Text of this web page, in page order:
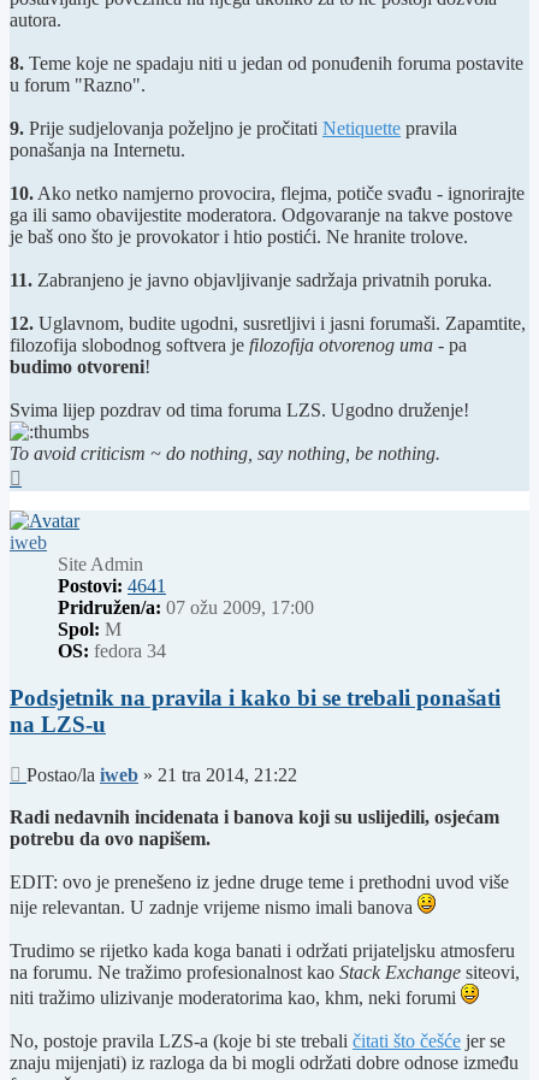
autora.
8. Teme koje ne spadaju niti u jedan od ponuđenih foruma postavite
u forum "Razno".
9. Prije sudjelovanja poželjno je pročitati Netiquette pravila
ponašanja na Internetu.
10. Ako netko namjerno provocira, flejma, potiče svađu - ignorirajte
ga ili samo obavijestite moderatora. Odgovaranje na takve postove
je baš ono što je provokator i htio postići. Ne hranite trolove.
11. Zabranjeno je javno objavljivanje sadržaja privatnih poruka.
12. Uglavnom, budite ugodni, susretljivi i jasni forumaši. Zapamtite,
filozofija slobodnog softvera je filozofija otvorenog uma - pa
budimo otvoreni!
Svima lijep pozdrav od tima foruma LZS. Ugodno druženje!
To avoid criticism ~ do nothing, say nothing, be nothing.
iweb
Site Admin
Postovi: 4641
Pridružen/a: 07 ožu 2009, 17:00
Spol: M
OS: fedora 34
Podsjetnik na pravila i kako bi se trebali ponašati
na LZS-u
Post
Postao/la iweb » 21 tra 2014, 21:22
Radi nedavnih incidenata i banova koji su uslijedili, osjećam
potrebu da ovo napišem.
EDIT: ovo je prenešeno iz jedne druge teme i prethodni uvod više
nije relevantan. U zadnje vrijeme nismo imali banova
Trudimo se rijetko kada koga banati i održati prijateljsku atmosferu
na forumu. Ne tražimo profesionalnost kao Stack Exchange siteovi,
niti tražimo ulizivanje moderatorima kao, khm, neki forumi
No, postoje pravila LZS-a (koje bi ste trebali čitati što češće jer se
znaju mijenjati) iz razloga da bi mogli održati dobre odnose između